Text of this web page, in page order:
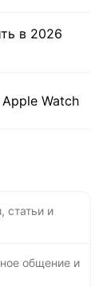
в 2026
Watch
статьи и
общение и